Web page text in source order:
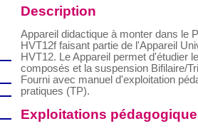
Description
Appareil didactique à monter dans le
HVT12f faisant partie de l'Appareil
HVT12. Le Appareil permet d'étudier
composés et la suspension Bifilaire/
Fourni avec manuel d'exploitation
pratiques (TP).
Exploitations